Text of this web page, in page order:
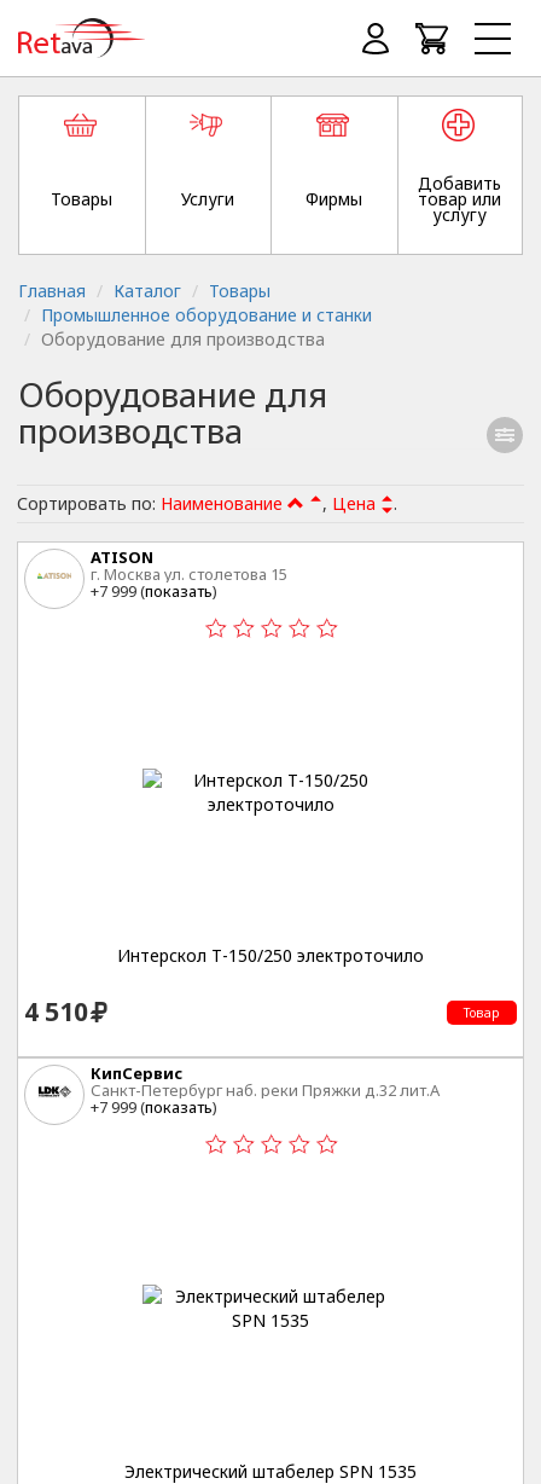
Товары Услуги Фирмы
Добавить
товар или
услугу
Главная Каталог
Товары
Промышленное оборудование и станки
Оборудование для производства
Оборудование для
производства
Сортировать по: Наименование , Цена .
ATISON
г. Москва ул. столетова 15
+7 999 (показать)
Интерскол Т-150/250 электроточило
4 510 Товар
КипСервис
Санкт-Петербург наб. реки Пряжки д.32 лит.А
+7 999 (показать)
Электрический штабелер SPN 1535